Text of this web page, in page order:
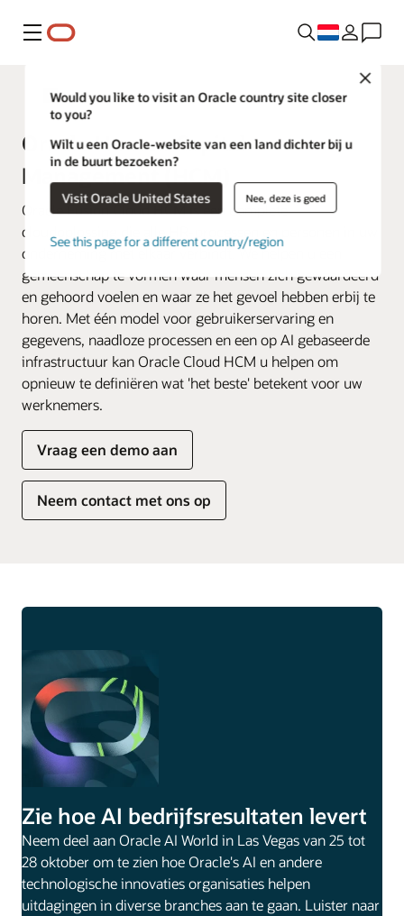
Menu
Close
Would you like to visit an Oracle country site closer
to you?
Wilt u een Oracle-website van een land dichter bij u
in de buurt bezoeken?
Visit Oracle United States Nee, deze is goed
See this page for a different country/region
Fusion Applications
Oracle Human Capital
Management (HCM)
Oracle Fusion Cloud HCM is een complete
cloudoplossing die alle HR-processen en personen in uw
onderneming met elkaar verbindt. We helpen u een
gemeenschap te vormen waar mensen zich gewaardeerd
en gehoord voelen en waar ze het gevoel hebben erbij te
horen. Met één model voor gebruikerservaring en
gegevens, naadloze processen en een op AI gebaseerde
infrastructuur kan Oracle Cloud HCM u helpen om
opnieuw te definiëren wat 'het beste' betekent voor uw
werknemers.
Vraag een demo aan
Neem contact met ons op
Zie hoe AI bedrijfsresultaten levert
Neem deel aan Oracle AI World in Las Vegas van 25 tot
28 oktober om te zien hoe Oracle's AI en andere
technologische innovaties organisaties helpen
uitdagingen in diverse branches aan te gaan. Luister naar